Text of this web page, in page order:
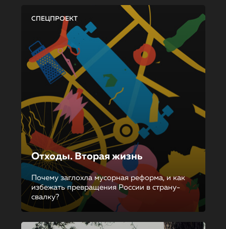
СПЕЦПРОЕКТ
Отходы. Вторая жизнь
Почему заглохла мусорная реформа, и как
избежать превращения России в страну-
свалку?